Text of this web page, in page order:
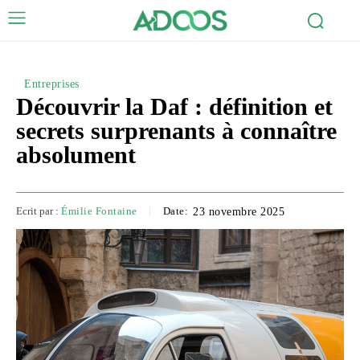
Entreprises
Découvrir la Daf : définition et
secrets surprenants à connaître
absolument
Ecrit par : Émilie Fontaine Date: 23 novembre 2025